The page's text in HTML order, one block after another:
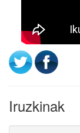
Iruzkinak